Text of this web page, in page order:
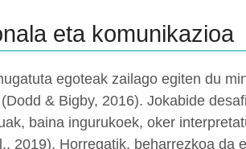
eta komunikazioa
egoteak zailago egiten du
& Bigby, 2016). Jokabide
baina ingurukoek, oker
2019). Horregatik, beharrezkoa da